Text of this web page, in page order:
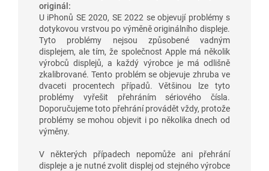
originál:
U iPhonů SE 2020, SE 2022 se objevují problémy s
dotykovou vrstvou po výměně originálního displeje.
Tyto problémy nejsou způsobené vadným
displejem, ale tím, že společnost Apple má několik
výrobců displejů, a každý výrobce je má odlišně
zkalibrované. Tento problém se objevuje zhruba ve
dvaceti procentech případů. Většinou lze tyto
problémy vyřešit přehráním sériového čísla.
Doporučujeme toto přehrání provádět vždy, protože
problémy se mohou objevit i po několika dnech od
výměny.
V některých případech nepomůže ani přehrání
displeje a je nutné zvolit displej od stejného výrobce